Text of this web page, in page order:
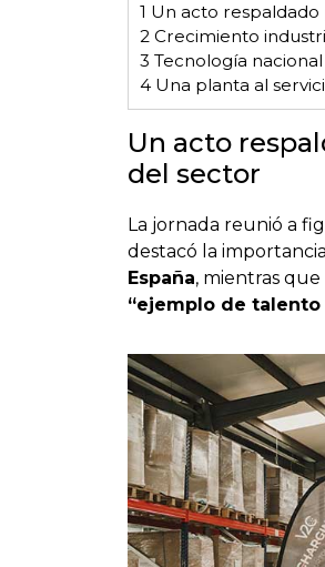
1 Un acto
2Crecimiento
3 Tecnología
4Una planta al
Un acto
del sector
La jornada reunió a
destacó la
España, mientras que
“ejemplo de